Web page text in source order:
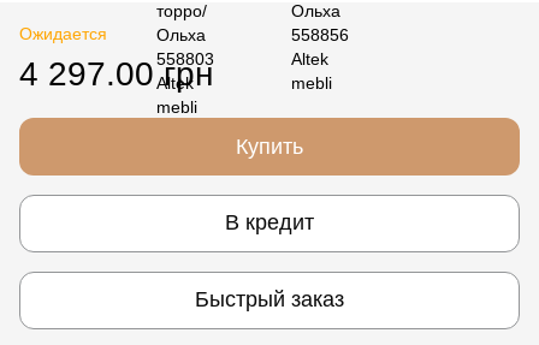
Ожидается
4 297.00 грн
Купить
В кредит
Быстрый заказ